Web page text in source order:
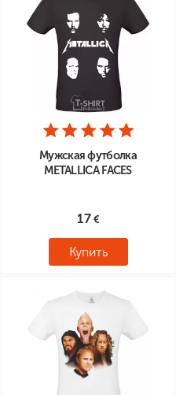
Мужская футболка
METALLICA FACES
17
Купить